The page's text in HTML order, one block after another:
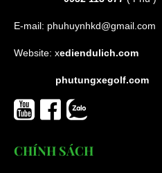
E-mail: phuhuynhkd@gmail.com
Website: xediendulich.com
phutungxegolf.com
CHÍNH SÁCH